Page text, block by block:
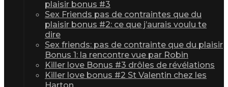
plaisir bonus #3
Sex Friends pas de contraintes que du
plaisir bonus #2: ce que j’aurais voulu te
dire
Sex friends: pas de contrainte que du plaisir
Bonus 1: la rencontre vue par Robin
Killer love Bonus #3 drôles de révélations
Killer love bonus #2 St Valentin chez les